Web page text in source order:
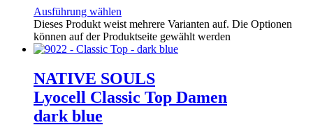
Ausführung wählen
Dieses Produkt weist mehrere Varianten auf. Die Optionen
können auf der Produktseite gewählt werden
NATIVE SOULS
Lyocell Classic Top Damen
dark blue